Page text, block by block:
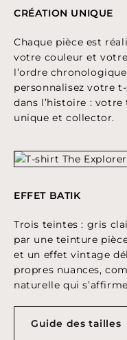
CRÉATION UNIQUE
Chaque pièce est
votre couleur et
l’ordre chronologique
personnalisez votre
dans l’histoire :
unique et collector.
EFFET BATIK
Trois teintes : gris
par une teinture
et un effet vintage
propres nuances,
naturelle qui
Guide des tailles